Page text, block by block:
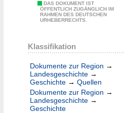
DAS DOKUMENT IST
ÖFFENTLICH ZUGÄNGLICH IM
RAHMEN DES DEUTSCHEN
URHEBERRECHTS.
Klassifikation
Dokumente zur Region →
Landesgeschichte →
Geschichte → Quellen
Dokumente zur Region →
Landesgeschichte →
Geschichte